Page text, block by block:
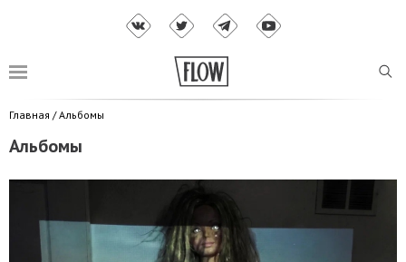
Главная /Альбомы
Альбомы